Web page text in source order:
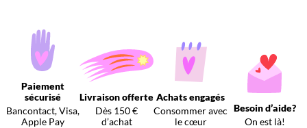
Paiement
sécurisé
Bancontact, Visa,
Apple Pay
Livraison offerte
Dès 150 €
d’achat
Achats engagés
Consommer avec
le cœur
Besoin d’aide?
On est là!